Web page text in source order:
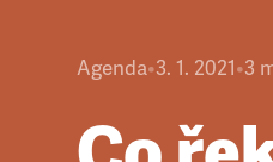
Agenda•3. 1. 2021•3